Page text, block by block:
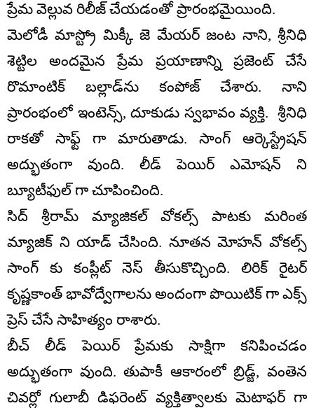
ప్రేమ వెల్లువ రిలీజ్ చేయడంతో ప్రారంభమైయింది.
మెలోడీ మాస్ట్రో మిక్కీ జె మేయర్ జంట నాని, శ్రీనిధి
శెట్టిల అందమైన ప్రేమ ప్రయాణాన్ని ప్రజెంట్ చేసే
రొమాంటిక్ బల్లాడ్‌ను కంపోజ్ చేశారు. నాని
ప్రారంభంలో ఇంటెన్స్, దూకుడు స్వభావం వ్యక్తి. శ్రీనిధి
రాకతో సాఫ్ట్ గా మారుతాడు. సాంగ్ ఆర్కెస్ట్రేషన్
అద్భుతంగా వుంది. లీడ్ పెయిర్ ఎమోషన్ ని
బ్యూటీఫుల్ గా చూపించింది.
సిద్ శ్రీరామ్ మ్యాజికల్ వోకల్స్ పాటకు మరింత
మ్యాజిక్ ని యాడ్ చేసింది. నూతన మోహన్ వోకల్స్
సాంగ్ కు కంప్లీట్ నెస్ తీసుకొచ్చింది. లిరిక్ రైటర్
కృష్ణకాంత్ భావోద్వేగాలను అందంగా పొయిటిక్ గా ఎక్స్
ప్రెస్ చేసే సాహిత్యం రాశారు.
బీచ్ లీడ్ పెయిర్ ప్రేమకు సాక్షిగా కనిపించడం
అద్భుతంగా వుంది. తుపాకీ ఆకారంలో బ్రిడ్జ్, వంతెన
చివర్లో గులాబీ డిఫరెంట్ వ్యక్తిత్వాలకు మెటాఫర్ గా